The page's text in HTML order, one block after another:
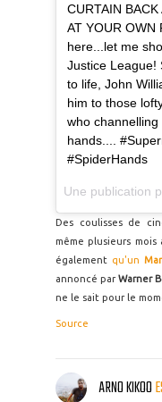
CURTAIN
AT YOUR OWN
here...let me
Justice League!
to life, John
him to those
who
hands....
#SpiderHands
Une publication
Des coulisses de
même plusieurs
également qu'un
annoncé parWarner
ne le sait pour le
Source
ARNO KIKOO